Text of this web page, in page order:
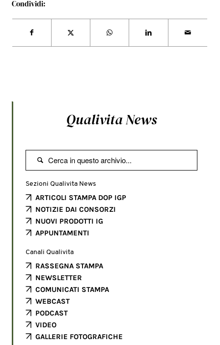
Condividi:
Qualivita News

Sezioni Qualivita News
ARTICOLI STAMPA DOP IGP
NOTIZIE DAI CONSORZI
NUOVI PRODOTTI IG
APPUNTAMENTI
Canali Qualivita
RASSEGNA STAMPA
NEWSLETTER
COMUNICATI STAMPA
WEBCAST
PODCAST
VIDEO
GALLERIE FOTOGRAFICHE